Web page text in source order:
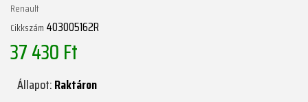
Renault
Cikkszám 403005162R
37 430 Ft
Állapot:Raktáron